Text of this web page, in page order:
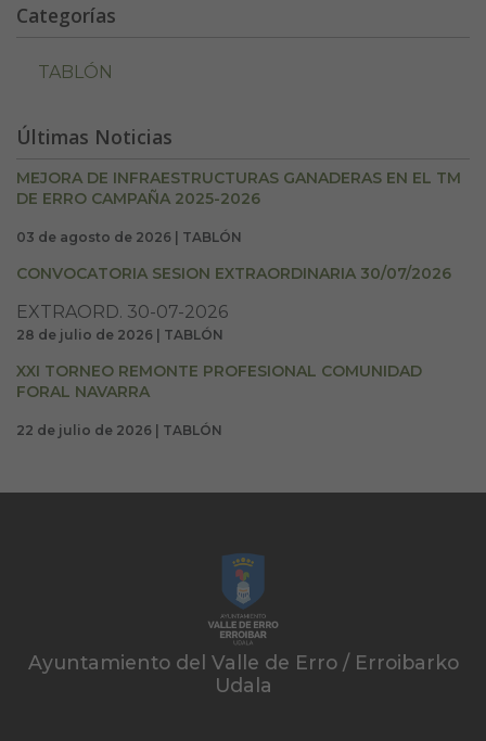
Categorías
TABLÓN
Últimas Noticias
MEJORA DE INFRAESTRUCTURAS GANADERAS EN EL TM
DE ERRO CAMPAÑA 2025-2026
03 de agosto de 2026 | TABLÓN
CONVOCATORIA SESION EXTRAORDINARIA 30/07/2026
EXTRAORD. 30-07-2026
28 de julio de 2026 | TABLÓN
XXI TORNEO REMONTE PROFESIONAL COMUNIDAD
FORAL NAVARRA
22 de julio de 2026 | TABLÓN
Ayuntamiento del Valle de Erro / Erroibarko
Udala